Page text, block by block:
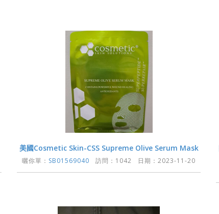
美國Cosmetic Skin-CSS Supreme Olive Serum Mask
曬你單： SB01569040 訪問：1042 日期：2023-11-20